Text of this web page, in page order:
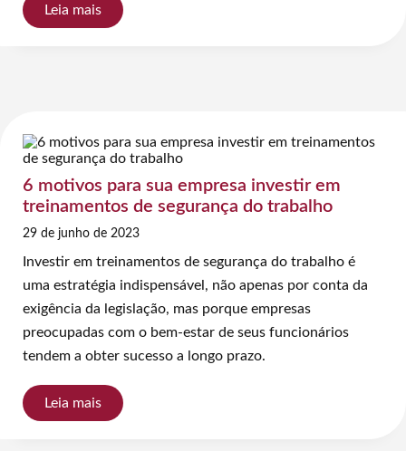
Leia mais
6 motivos para sua empresa investir em
treinamentos de segurança do trabalho
29 de junho de 2023
Investir em treinamentos de segurança do trabalho é
uma estratégia indispensável, não apenas por conta da
exigência da legislação, mas porque empresas
preocupadas com o bem-estar de seus funcionários
tendem a obter sucesso a longo prazo.
Leia mais